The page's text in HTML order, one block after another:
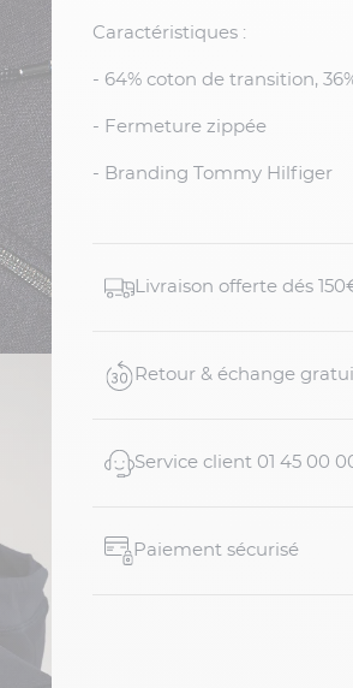
Caractéristiques :
- 64% coton de transition,
- Fermeture zippée
- Branding Tommy Hilfiger
Livraison offerte dés
Retour & échange
Service client 01 45 00 00
Paiement sécurisé